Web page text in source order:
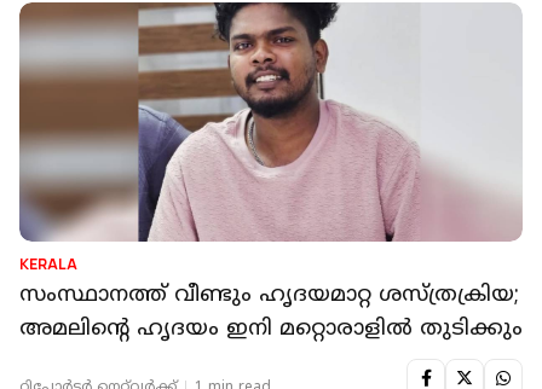
KERALA
സംസ്ഥാനത്ത് വീണ്ടും ഹൃദയമാറ്റ ശസ്ത്രക്രിയ;
അമലിന്റെ ഹൃദയം ഇനി മറ്റൊരാളില്‍ തുടിക്കും